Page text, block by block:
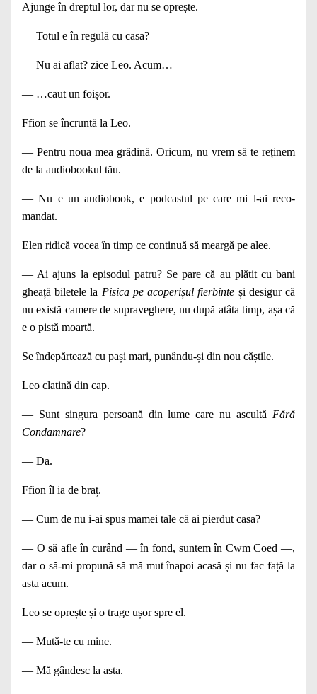
Ajunge în dreptul lor, dar nu se oprește.
— Totul e în regulă cu casa?
— Nu ai aflat? zice Leo. Acum…
— …caut un foișor.
Ffion se încruntă la Leo.
— Pentru noua mea grădină. Oricum, nu vrem să te reținem
de la audiobookul tău.
— Nu e un audiobook, e podcastul pe care mi l‑ai reco­
mandat.
Elen ridică vocea în timp ce continuă să meargă pe alee.
— Ai ajuns la episodul patru? Se pare că au plătit cu bani
gheață biletele la Pisica pe acoperișul fierbinte și desigur că
nu există camere de supraveghere, nu după atâta timp, așa că
e o pistă moartă.
Se îndepărtează cu pași mari, punându‑și din nou căștile.
Leo clatină din cap.
— Sunt singura persoană din lume care nu ascultă Fără
Condamnare?
— Da.
Ffion îl ia de braț.
— Cum de nu i‑ai spus mamei tale că ai pierdut casa?
— O să afle în curând — în fond, suntem în Cwm Coed —,
dar o să‑mi propună să mă mut înapoi acasă și nu fac față la
asta acum.
Leo se oprește și o trage ușor spre el.
— Mută‑te cu mine.
— Mă gândesc la asta.